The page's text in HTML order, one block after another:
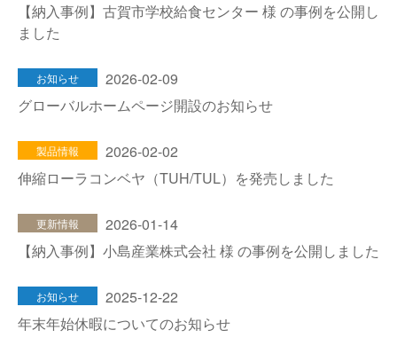
【納入事例】古賀市学校給食センター 様 の事例を公開し
ました
お知らせ
2026-02-09
グローバルホームページ開設のお知らせ
製品情報
2026-02-02
伸縮ローラコンベヤ（TUH/TUL）を発売しました
更新情報
2026-01-14
【納入事例】小島産業株式会社 様 の事例を公開しました
お知らせ
2025-12-22
年末年始休暇についてのお知らせ